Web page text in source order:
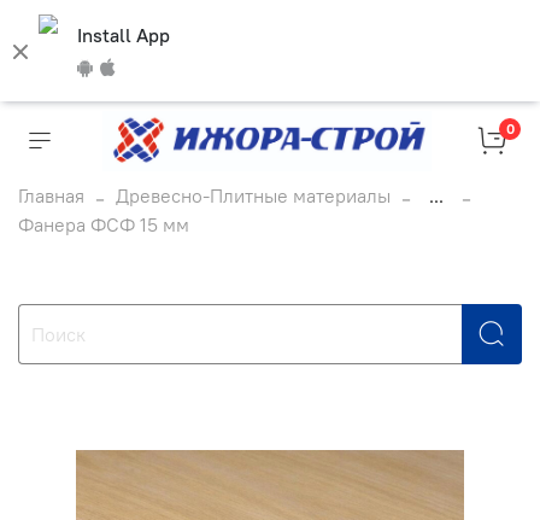
Install App
0
Главная Древесно-Плитные материалы
...
Фанера ФСФ 15 мм